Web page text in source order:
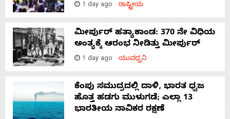
1 day ago ರಾಷ್ಟ್ರೀಯ
ಮೀರ್ಪುರ್ ಹತ್ಯಾಕಾಂಡ: 370 ನೇ ವಿಧಿಯ
ಅಂತ್ಯಕ್ಕೆ ಆರಂಭ ನೀಡಿತ್ತು ಮೀರ್ಪುರ್
1 day ago ಯುವಧ್ವನಿ
ಕೆಂಪು ಸಮುದ್ರದಲ್ಲಿ ದಾಳಿ, ಭಾರತ ಧ್ವಜ
ಹೊತ್ತ ಹಡಗು ಮುಳುಗಡೆ; ಎಲ್ಲಾ 13
ಭಾರತೀಯ ನಾವಿಕರ ರಕ್ಷಣೆ